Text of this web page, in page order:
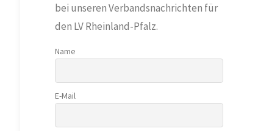
bei unseren Verbandsnachrichten für
den LV Rheinland-Pfalz.
Name
E-Mail